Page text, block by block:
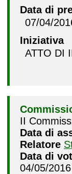
Data di
07/04/
Iniziativa
ATTO DI
II
Data di
Relatore
Data di
04/05/2016